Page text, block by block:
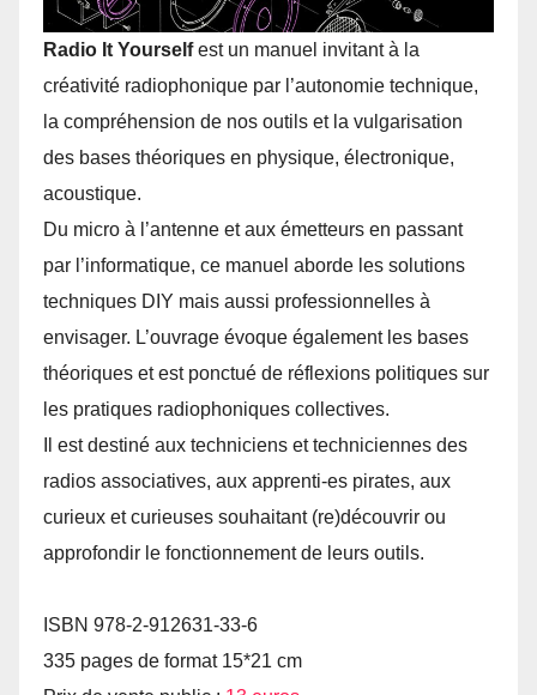
Radio It Yourselfest un manuel invitant à la
créativité radiophonique par l’autonomie technique,
la compréhension de nos outils et la vulgarisation
des bases théoriques en physique, électronique,
acoustique.
Du micro à l’antenne et aux émetteurs en passant
par l’informatique, ce manuel aborde les solutions
techniques DIY mais aussi professionnelles à
envisager. L’ouvrage évoque également les bases
théoriques et est ponctué de réflexions politiques sur
les pratiques radiophoniques collectives.
Il est destiné aux techniciens et techniciennes des
radios associatives, aux apprenti-es pirates, aux
curieux et curieuses souhaitant (re)découvrir ou
approfondir le fonctionnement de leurs outils.
ISBN 978-2-912631-33-6
335 pages de format 15*21 cm